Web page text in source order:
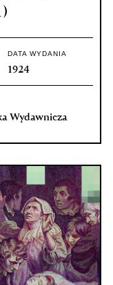
DATA WYDANIA
1924
Wydawnicza